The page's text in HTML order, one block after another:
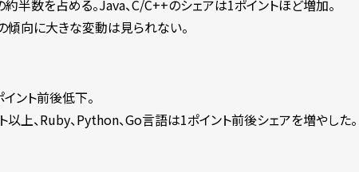
半数を占める。Java、C/C++のシェアは1ポイントほど増加。
向に大きな変動は見られない。
ント前後低下。
上、Ruby、Python、Go言語は1ポイント前後シェアを増やした。